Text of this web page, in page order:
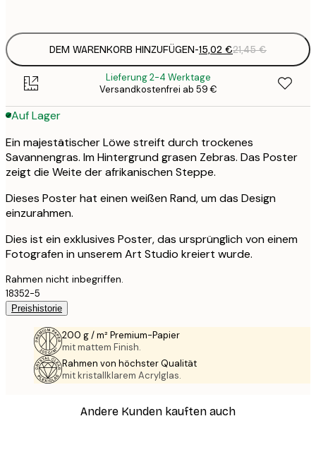
DEM WARENKORB HINZUFÜGEN-15,02 €21,45 €
Lieferung 2-4 Werktage
Versandkostenfrei ab 59 €
Auf Lager
Ein majestätischer Löwe streift durch trockenes
Savannengras. Im Hintergrund grasen Zebras. Das Poster
zeigt die Weite der afrikanischen Steppe.
Dieses Poster hat einen weißen Rand, um das Design
einzurahmen.
Dies ist ein exklusives Poster, das ursprünglich von einem
Fotografen in unserem Art Studio kreiert wurde.
Rahmen nicht inbegriffen.
18352-5
Preishistorie
200 g / m² Premium-Papier
mit mattem Finish.
Rahmen von höchster Qualität
mit kristallklarem Acrylglas.
Andere Kunden kauften auch